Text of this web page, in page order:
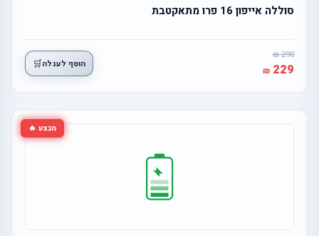
סוללה אייפון 16 פרו מתאקטבת
290
229 הוסף לעגלה🛒
מבצע 🔥